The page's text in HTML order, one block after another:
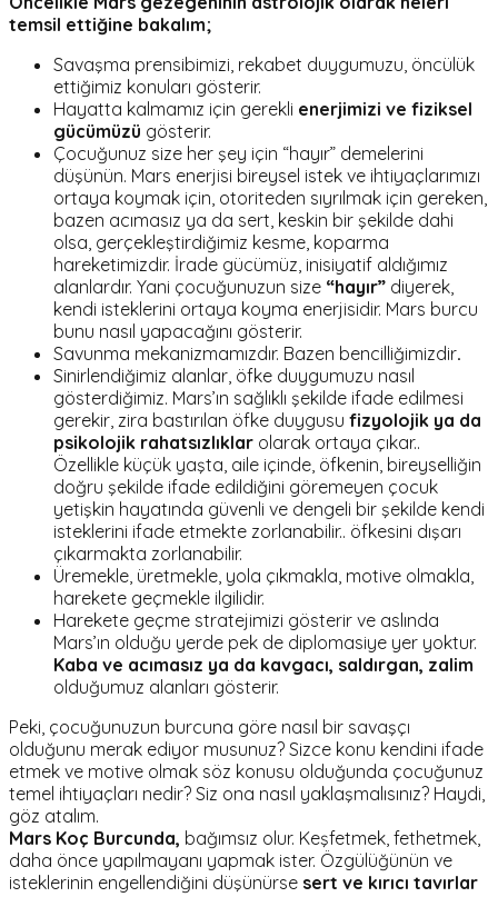
temsil ettiğine bakalım;
Savaşma prensibimizi, rekabet duygumuzu, öncülük
ettiğimiz konuları gösterir.
Hayatta kalmamız için gerekli enerjimizi ve fiziksel
gücümüzü gösterir.
Çocuğunuz size her şey için “hayır” demelerini
düşünün. Mars enerjisi bireysel istek ve ihtiyaçlarımızı
ortaya koymak için, otoriteden sıyrılmak için gereken,
bazen acımasız ya da sert, keskin bir şekilde dahi
olsa, gerçekleştirdiğimiz kesme, koparma
hareketimizdir. İrade gücümüz, inisiyatif aldığımız
alanlardır. Yani çocuğunuzun size “hayır” diyerek,
kendi isteklerini ortaya koyma enerjisidir. Mars burcu
bunu nasıl yapacağını gösterir.
Savunma mekanizmamızdır. Bazen bencilliğimizdir.
Sinirlendiğimiz alanlar, öfke duygumuzu nasıl
gösterdiğimiz. Mars’ın sağlıklı şekilde ifade edilmesi
gerekir, zira bastırılan öfke duygusu fizyolojik ya da
psikolojik rahatsızlıklar olarak ortaya çıkar..
Özellikle küçük yaşta, aile içinde, öfkenin, bireyselliğin
doğru şekilde ifade edildiğini göremeyen çocuk
yetişkin hayatında güvenli ve dengeli bir şekilde kendi
isteklerini ifade etmekte zorlanabilir.. öfkesini dışarı
çıkarmakta zorlanabilir.
Üremekle, üretmekle, yola çıkmakla, motive olmakla,
harekete geçmekle ilgilidir.
Harekete geçme stratejimizi gösterir ve aslında
Mars’ın olduğu yerde pek de diplomasiye yer yoktur.
Kaba ve acımasız ya da kavgacı, saldırgan, zalim
olduğumuz alanları gösterir.
Peki, çocuğunuzun burcuna göre nasıl bir savaşçı
olduğunu merak ediyor musunuz? Sizce konu kendini ifade
etmek ve motive olmak söz konusu olduğunda çocuğunuz
temel ihtiyaçları nedir? Siz ona nasıl yaklaşmalısınız? Haydi,
göz atalım.
Mars Koç Burcunda, bağımsız olur. Keşfetmek, fethetmek,
daha önce yapılmayanı yapmak ister. Özgülüğünün ve
isteklerinin engellendiğini düşünürse sert ve kırıcı tavırlar